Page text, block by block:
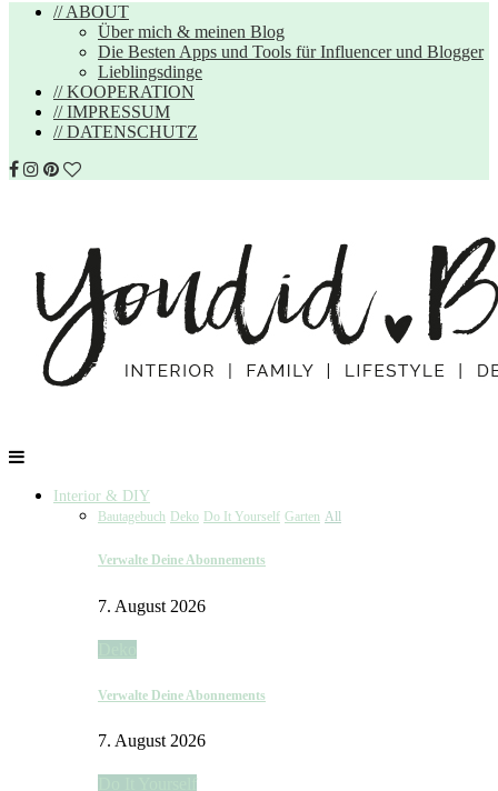
// ABOUT
Über mich & meinen Blog
Die Besten Apps und Tools für Influencer und Blogger
Lieblingsdinge
// KOOPERATION
// IMPRESSUM
// DATENSCHUTZ
Interior & DIY
Bautagebuch Deko Do It Yourself Garten All
Verwalte Deine Abonnements
7. August 2026
Verwalte Deine Abonnements
7. August 2026